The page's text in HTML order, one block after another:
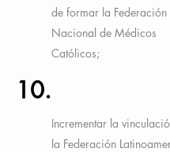
de formar la Federación
Nacional de Médicos
Católicos;
10.
Incrementar la
la Federación